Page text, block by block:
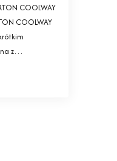
COOLWAY
COOLWAY
z…